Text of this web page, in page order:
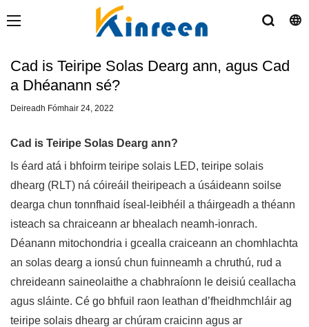
Cad is Teiripe Solas Dearg ann, agus Cad
a Dhéanann sé?
Deireadh Fómhair 24, 2022
Cad is Teiripe Solas Dearg ann?
Is éard atá i bhfoirm teiripe solais LED, teiripe solais
dhearg (RLT) ná cóireáil theiripeach a úsáideann soilse
dearga chun tonnfhaid íseal-leibhéil a tháirgeadh a théann
isteach sa chraiceann ar bhealach neamh-ionrach.
Déanann mitochondria i gcealla craiceann an chomhlachta
an solas dearg a ionsú chun fuinneamh a chruthú, rud a
chreideann saineolaithe a chabhraíonn le deisiú ceallacha
agus sláinte. Cé go bhfuil raon leathan d’fheidhmchláir ag
teiripe solais dhearg ar chúram craicinn agus ar